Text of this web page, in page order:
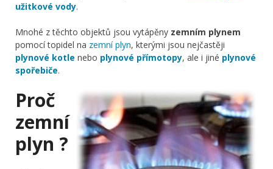
užitkové vody.
Mnohé z těchto objektů jsou vytápěny zemním plynem
pomocí topidel na zemní plyn, kterými jsou nejčastěji
plynové kotle nebo plynové přímotopy, ale i jiné plynové
spořebiče.
Proč
zemní
plyn ?